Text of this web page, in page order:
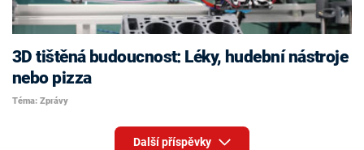
3D tištěná budoucnost: Léky, hudební nástroje
nebo pizza
Téma: Zprávy
Další příspěvky